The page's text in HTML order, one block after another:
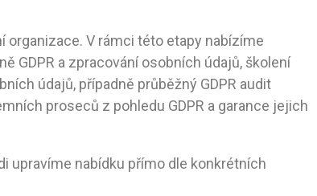
organizace. V rámci této etapy nabízíme
GDPR a zpracování osobních údajů, školení
údajů, případně průběžný GDPR audit
proseců z pohledu GDPR a garance jejich
upravíme nabídku přímo dle konkrétních